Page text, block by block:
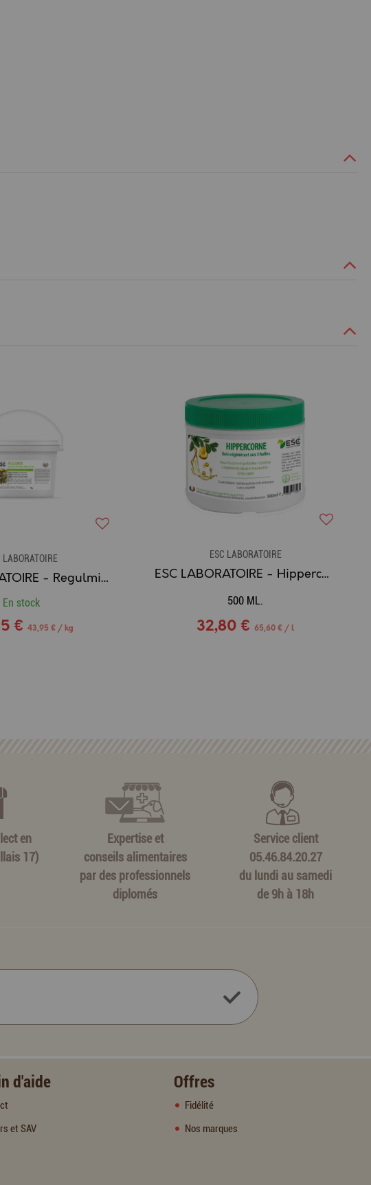
LABORATOIRE
ESC LABORATOIRE - Regulmix / Régulation Hormonal
En stock
€ 43,95 € / kg
ESC LABORATOIRE
ESC LABORATOIRE - Hippercorne, soin sabots - 500ml
500 ML.
32,80 € 65,60 € / l
en
17)
Expertise et
conseils alimentaires
par des professionnels
diplomés
Service client
05.46.84.20.27
du lundi au samedi
de 9h à 18h
d'aide
et SAV
Offres
Fidélité
Nos marques